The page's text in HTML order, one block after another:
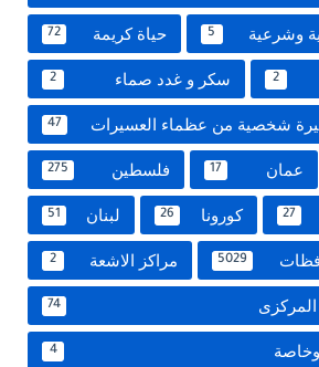
وشرعية 5 حياة كريمة 72
2 سكر و غدد صماء 2
شخصية من عظماء العسيرات 47
عمان 17 فلسطين 275
27 كورونا 26 لبنان 51
5029 مراكز الاشعة 2
74
4